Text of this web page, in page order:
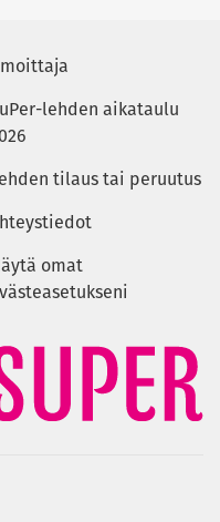
lehden aikataulu
tilaus tai peruutus
omat